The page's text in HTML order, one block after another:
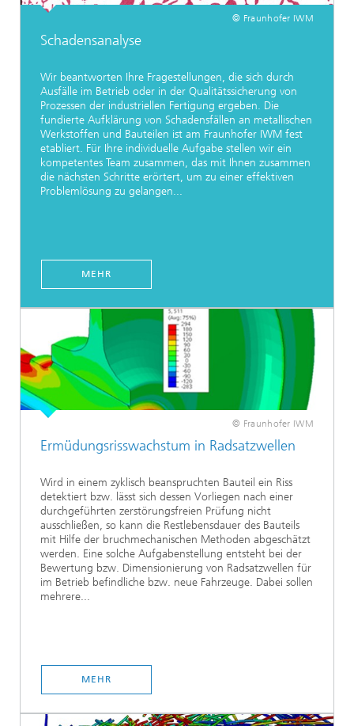
© Fraunhofer IWM
Schadensanalyse
Wir beantworten Ihre Fragestellungen, die sich durch
Ausfälle im Betrieb oder in der Qualitätssicherung von
Prozessen der industriellen Fertigung ergeben. Die
fundierte Aufklärung von Schadensfällen an metallischen
Werkstoffen und Bauteilen ist am Fraunhofer IWM fest
etabliert. Für Ihre individuelle Aufgabe stellen wir ein
kompetentes Team zusammen, das mit Ihnen zusammen
die nächsten Schritte erörtert, um zu einer effektiven
Problemlösung zu gelangen...
MEHR
© Fraunhofer IWM
Ermüdungsrisswachstum in Radsatzwellen
Wird in einem zyklisch beanspruchten Bauteil ein Riss
detektiert bzw. lässt sich dessen Vorliegen nach einer
durchgeführten zerstörungsfreien Prüfung nicht
ausschließen, so kann die Restlebensdauer des Bauteils
mit Hilfe der bruchmechanischen Methoden abgeschätzt
werden. Eine solche Aufgabenstellung entsteht bei der
Bewertung bzw. Dimensionierung von Radsatzwellen für
im Betrieb befindliche bzw. neue Fahrzeuge. Dabei sollen
mehrere...
MEHR